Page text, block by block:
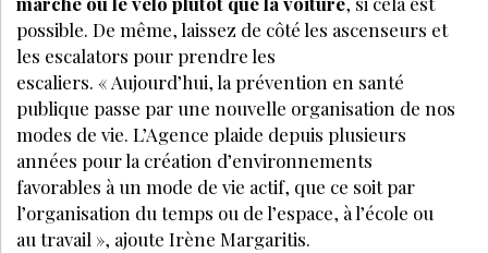
possible. De même, laissez de côté les ascenseurs et
les escalators pour prendre les
escaliers. « Aujourd’hui, la prévention en santé
publique passe par une nouvelle organisation de nos
modes de vie. L’Agence plaide depuis plusieurs
années pour la création d’environnements
favorables à un mode de vie actif, que ce soit par
l’organisation du temps ou de l’espace, à l’école ou
au travail », ajoute Irène Margaritis.